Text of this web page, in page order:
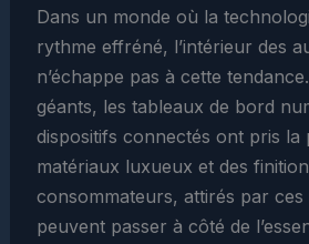
Dans un monde où la
rythme effréné, l’intérieur des
n’échappe pas à cette
géants, les tableaux de bord
dispositifs connectés ont pris la
matériaux luxueux et des
consommateurs, attirés par ces
peuvent passer à côté de